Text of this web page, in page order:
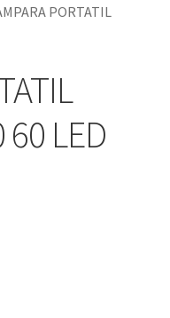
PORTATIL
60 LED